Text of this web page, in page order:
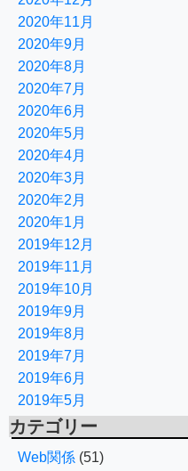
2020年11月
2020年9月
2020年8月
2020年7月
2020年6月
2020年5月
2020年4月
2020年3月
2020年2月
2020年1月
2019年12月
2019年11月
2019年10月
2019年9月
2019年8月
2019年7月
2019年6月
2019年5月
カテゴリー
Web関係 (51)